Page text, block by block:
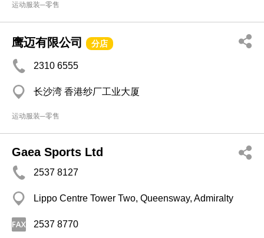
运动服装─零售
鹰迈有限公司 分店
2310 6555
长沙湾 香港纱厂工业大厦
运动服装─零售
Gaea Sports Ltd
2537 8127
Lippo Centre Tower Two, Queensway, Admiralty
2537 8770